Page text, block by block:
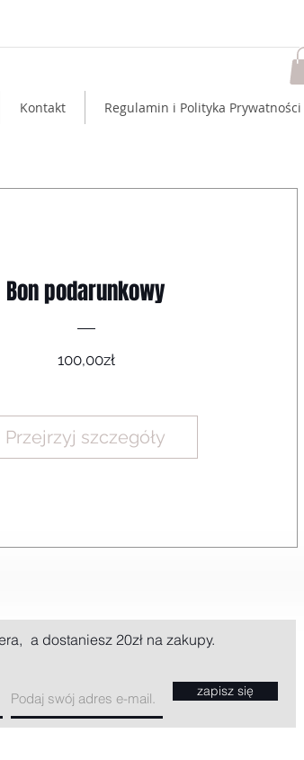
Kontakt Regulamin i Polityka Prywatności
Bon podarunkowy
100,00złCena
Przejrzyj szczegóły
a dostaniesz 20zł na zakupy.
zapisz się